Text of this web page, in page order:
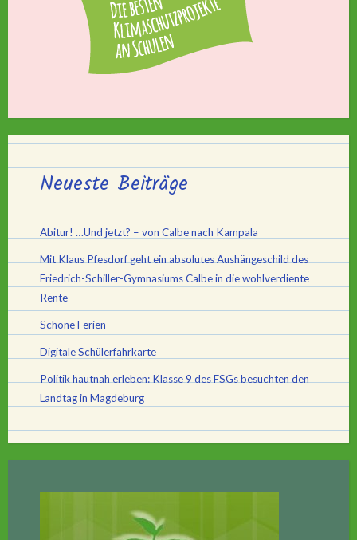
Neueste Beiträge
Abitur! …Und jetzt? – von Calbe nach Kampala
Mit Klaus Pfesdorf geht ein absolutes Aushängeschild des
Friedrich-Schiller-Gymnasiums Calbe in die wohlverdiente
Rente
Schöne Ferien
Digitale Schülerfahrkarte
Politik hautnah erleben: Klasse 9 des FSGs besuchten den
Landtag in Magdeburg